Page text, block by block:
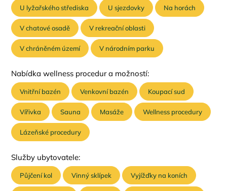
U lyžařského střediska U sjezdovky Na horách
V chatové osadě V rekreační oblasti
V chráněném území V národním parku
Nabídka wellness procedur a možností:
Vnitřní bazén Venkovní bazén Koupací sud
Vířivka Sauna Masáže Wellness procedury
Lázeňské procedury
Služby ubytovatele:
Půjčení kol Vinný sklípek Vyjížďky na koních